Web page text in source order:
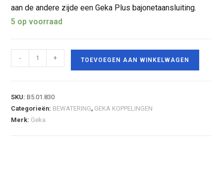
aan de andere zijde een Geka Plus bajonetaansluiting.
5 op voorraad
- + TOEVOEGEN AAN WINKELWAGEN
SKU:B5.01.830
Categorieën: BEWATERING, GEKA KOPPELINGEN
Merk: Geka